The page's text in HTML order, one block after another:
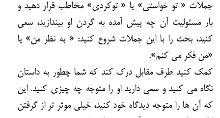
جملات « تو خواستی» یا « توکردی» مخاطب قرار دهید و
بار مسئولیت آن چه پیش آمده به گردن او بیندازید، سعی
کنید، بحث را با این جملات شروع کنید: « به نظر من» یا
«من فکر می کنم».
کمک کنید طرف مقابل درک کند که شما چطور به داستان
نگاه می کنید و سعی دارید او را متوجه چه چیزی کنید. این
که آن ها را متوجه دیدگاه خود کنید، خیلی موثر تر از گرفتن